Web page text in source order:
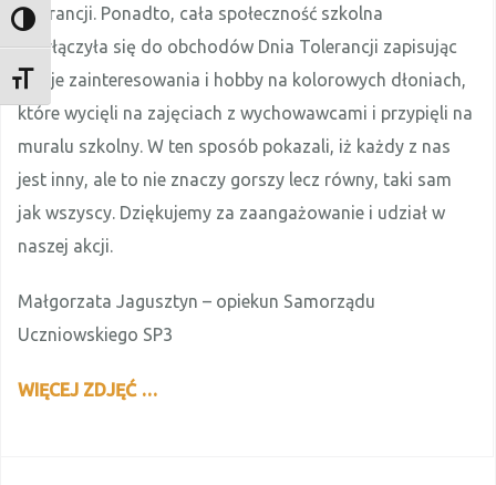
TOGGLE HIGH CONTRAST
TOGGLE FONT SIZE
tolerancji. Ponadto, cała społeczność szkolna
przyłączyła się do obchodów Dnia Tolerancji zapisując
swoje zainteresowania i hobby na kolorowych dłoniach,
które wycięli na zajęciach z wychowawcami i przypięli na
muralu szkolny. W ten sposób pokazali, iż każdy z nas
jest inny, ale to nie znaczy gorszy lecz równy, taki sam
jak wszyscy. Dziękujemy za zaangażowanie i udział w
naszej akcji.
Małgorzata Jagusztyn – opiekun Samorządu
Uczniowskiego SP3
WIĘCEJ ZDJĘĆ …